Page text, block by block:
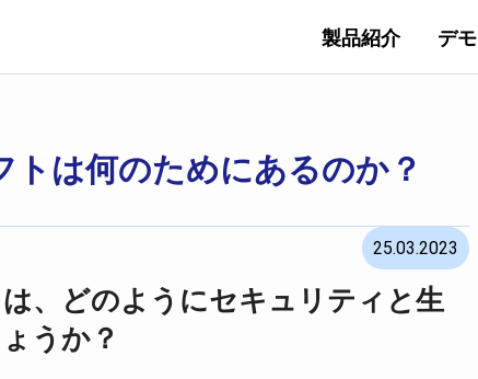
製品紹介 デモ
トは何のためにあるのか？
25.03.2023
、どのようにセキュリティと生
うか？